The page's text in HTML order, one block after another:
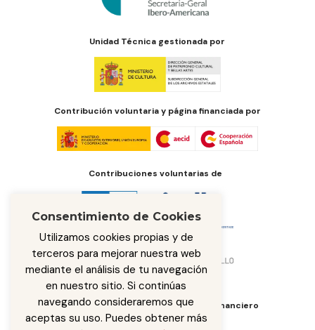
Unidad Técnica gestionada por
Contribución voluntaria y página financiada por
Contribuciones voluntarias de
Órgano de administración del fondo financiero
Consentimiento de Cookies
Utilizamos cookies propias y de
terceros para mejorar nuestra web
mediante el análisis de tu navegación
en nuestro sitio. Si continúas
navegando consideraremos que
aceptas su uso. Puedes obtener más